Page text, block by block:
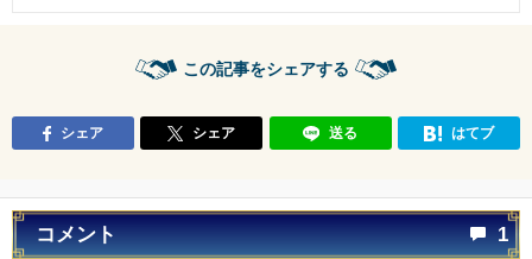
この記事をシェアする
シェア シェア 送る はてブ
コメント 1